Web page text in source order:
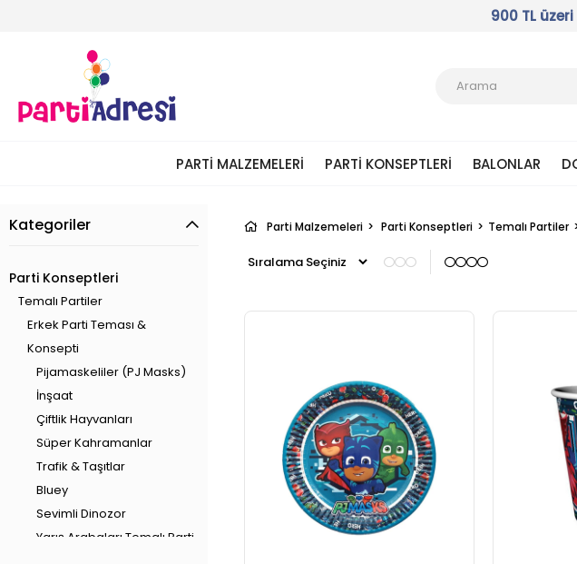
900 TL
PARTI MALZEMELERI PARTI KONSEPTLERI BALONLAR
Kategoriler
Parti Konseptleri
Temalı Partiler
Erkek Parti Teması &
Konsepti
Pijamaskeliler (PJ Masks)
İnşaat
Çiftlik Hayvanları
Süper Kahramanlar
Trafik & Taşıtlar
Bluey
Sevimli Dinozor
Yarış Arabaları Temalı Parti
Parti Malzemeleri Parti Konseptleri Temalı Partiler